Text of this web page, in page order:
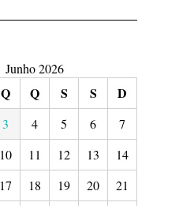
Junho 2026
Q Q S S D
3 4 5 6
7
10 11 12 13
14
17 18 19 20
21